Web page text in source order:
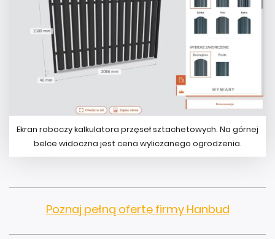
Ekran roboczy kalkulatora przęseł sztachetowych. Na górnej
belce widoczna jest cena wyliczanego ogrodzenia.
Poznaj pełną ofertę firmy Hanbud